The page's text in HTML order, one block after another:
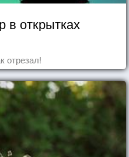
открытках
отрезал!